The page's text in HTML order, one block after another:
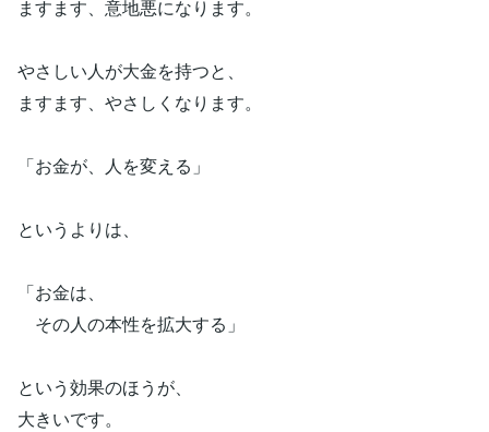
ますます、意地悪になります。
やさしい人が大金を持つと、
ますます、やさしくなります。
「お金が、人を変える」
というよりは、
「お金は、
その人の本性を拡大する」
という効果のほうが、
大きいです。